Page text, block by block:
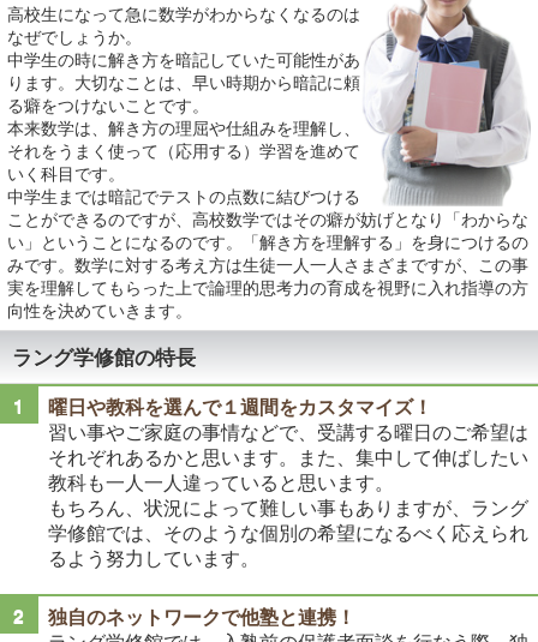
高校生になって急に数学がわからなくなるのは
なぜでしょうか。
中学生の時に解き方を暗記していた可能性があ
ります。大切なことは、早い時期から暗記に頼
る癖をつけないことです。
本来数学は、解き方の理屈や仕組みを理解し、
それをうまく使って（応用する）学習を進めて
いく科目です。
中学生までは暗記でテストの点数に結びつける
ことができるのですが、高校数学ではその癖が妨げとなり「わからな
い」ということになるのです。「解き方を理解する」を身につけるの
みです。数学に対する考え方は生徒一人一人さまざまですが、この事
実を理解してもらった上で論理的思考力の育成を視野に入れ指導の方
向性を決めていきます。
ラング学修館の特長
曜日や教科を選んで１週間をカスタマイズ！
習い事やご家庭の事情などで、受講する曜日のご希望は
それぞれあるかと思います。また、集中して伸ばしたい
教科も一人一人違っていると思います。
もちろん、状況によって難しい事もありますが、ラング
学修館では、そのような個別の希望になるべく応えられ
るよう努力しています。
独自のネットワークで他塾と連携！